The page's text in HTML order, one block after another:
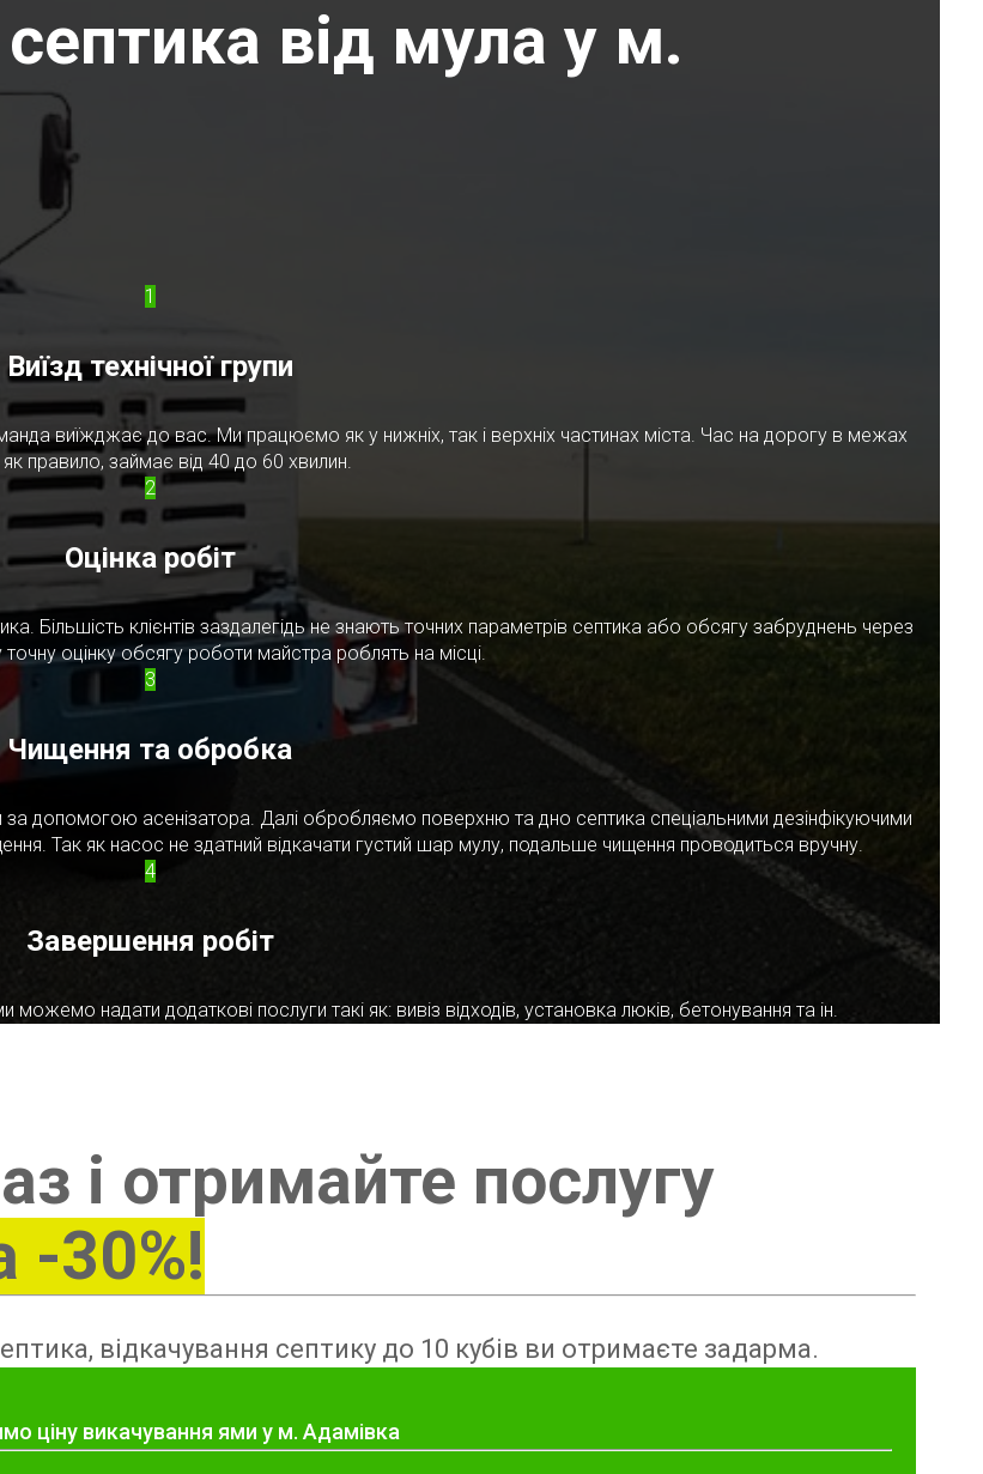
від мула у м.
1
Виїзд технічної групи
виїжджає до вас. Ми працюємо як у нижніх, так і верхніх частинах міста. Час на дорогу в межах
як правило, займає від 40 до 60 хвилин.
2
Оцінка робіт
Більшість клієнтів заздалегідь не знають точних параметрів септика або обсягу забруднень через
оцінку обсягу роботи майстра роблять на місці.
3
Чищення та обробка
допомогою асенізатора. Далі обробляємо поверхню та дно септика спеціальними дезінфікуючими
Так як насос не здатний відкачати густий шар мулу, подальше чищення проводиться вручну.
4
Завершення робіт
надати додаткові послуги такі як: вивіз відходів, установка люків, бетонування та ін.
і отримайте послугу
-30%!
відкачування септику до 10 кубів ви отримаєте задарма.
ціну викачування ями у м. Адамівка